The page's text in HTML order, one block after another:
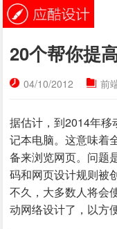
20个帮你提
04/10/2012 前
据估计，到2014年
记本电脑。这意味着
备来浏览网页。问题
码和网页设计规则被
不久，大多数人将会
动网络设计了，以方